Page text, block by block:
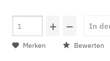
+ − In
Merken Bewerten